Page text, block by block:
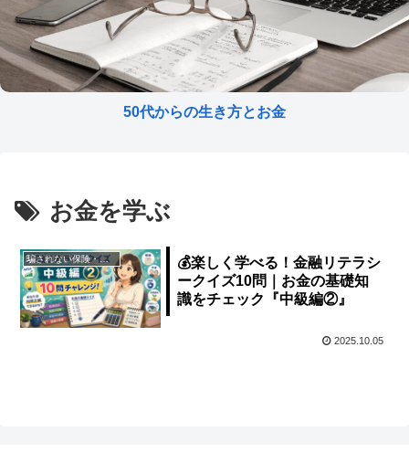
50代からの生き方とお金
お金を学ぶ
騙されない保険・契約
💰楽しく学べる！金融リテラシ
ークイズ10問｜お金の基礎知
識をチェック『中級編②』
2025.10.05